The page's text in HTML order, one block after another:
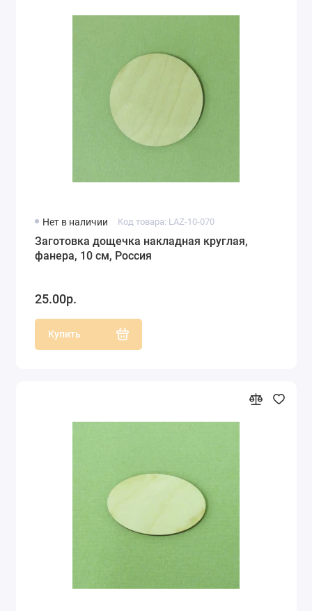
Нет в наличии Код товара: LAZ-10-070
Заготовка дощечка накладная круглая,
фанера, 10 см, Россия
25.00р.
Купить